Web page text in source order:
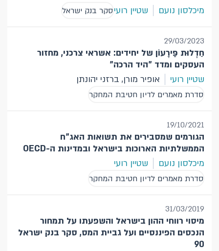
מיכלסון נועם
שטיין רועיסקר בנק ישראל
29/03/2023
חַדְלוּת פֵּירָעוֹן של יחידים: אשראי צרכני, מחזור
העסקים ומדד "היד הרכה"
שטיין רועי
אופיר מורן, ברזני יהונתן
סדרת מאמרים לדיון חטיבת המחקר
19/10/2021
הגורמים שמסבירים את תשואות האג"ח
הממשלתיות הארוכות בישראל ובמדינות ה-OECD
מיכלסון נועם
שטיין רועי
סדרת מאמרים לדיון חטיבת המחקר
31/03/2019
מיסוי רווחי ההון בישראל והשפעתו על תמחור
הנכסים הפיננסיים ועל גביית המס, סקר בנק ישראל
90